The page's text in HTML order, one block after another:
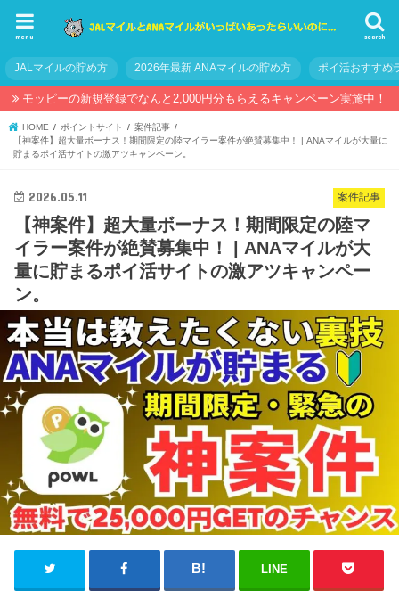
search
menu
JALマイルの貯め方 2026年最新 ANAマイルの貯め方 ポイ活おすすめ
モッピーの新規登録でなんと2,000円分もらえるキャンペーン実施中！
HOME ポイントサイト
案件記事
【神案件】超大量ボーナス！期間限定の陸マイラー案件が絶賛募集中！ | ANAマイルが大量に
貯まるポイ活サイトの激アツキャンペーン。
案件記事
2026.05.11
【神案件】超大量ボーナス！期間限定の陸マ
イラー案件が絶賛募集中！ | ANAマイルが大
量に貯まるポイ活サイトの激アツキャンペー
ン。
LINE